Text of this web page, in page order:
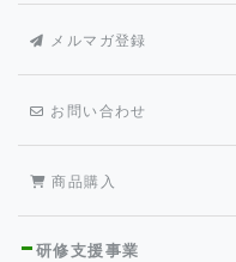
メルマガ登録
お問い合わせ
商品購入
研修支援事業